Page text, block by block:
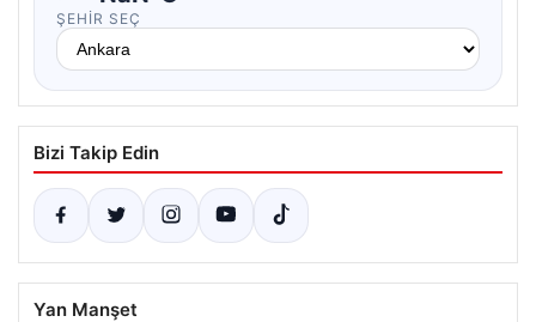
ŞEHIR SEÇ
Bizi Takip Edin
Yan Manşet